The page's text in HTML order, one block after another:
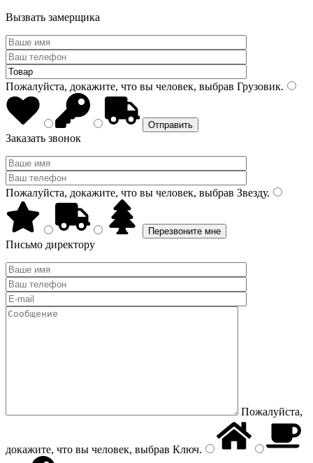
Вызвать замерщика
Пожалуйста, докажите, что вы человек, выбрав Грузовик.
Заказать звонок
Пожалуйста, докажите, что вы человек, выбрав Звезду.
Письмо директору
Пожалуйста,
докажите, что вы человек, выбрав Ключ.